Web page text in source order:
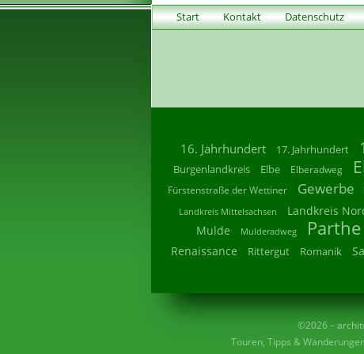
Start Kontakt Datenschutz
16. Jahrhundert 17. Jahrhundert
Burgenlandkreis Elbe Elberadweg
Fürstenstraße der Wettiner Gewerbe
Landkreis Mittelsachsen Landkreis
Mulde Mulderadweg Parthe
Renaissance Rittergut Romanik
©2026 –
Touren, Tipps &